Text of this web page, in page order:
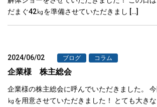
だまぐ42㎏を準備させていただきまし […]
2024/06/02 ブログ コラム
企業様 株主総会
企業様の株主総会に呼んでいただきました。
㎏を用意させていただきました！ とても大き